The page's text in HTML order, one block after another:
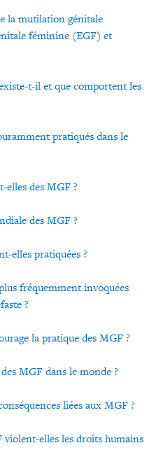
la mutilation génitale
féminine (EGF) et
t-il et que comportent les
pratiqués dans le
elles des MGF ?
des MGF ?
elles pratiquées ?
fréquemment invoquées
?
la pratique des MGF ?
MGF dans le monde ?
liées aux MGF ?
violent-elles les droits humains